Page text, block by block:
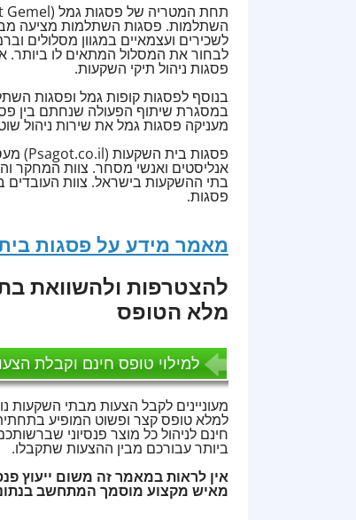
השתלמות. פסגות השתלמות מציעה
לשכירים ועצמאיים במגוון מסלולים
לבחור את המסלול המתאים לו
פסגות ניהול תיקי השקעות.
במסגרת שיתוף הפעולה שנחתם בין
מעניקה פסגות גמל את שירות ניהול
אנליסטים ואנשי מסחר. צוות המחקר
בתי ההשקעות בישראל. צוות העובדים
פסגות.
מאמר מידע על פסגות
להצטרפות ולהשוואת
מלא הטופס
למילוי טופס חינם וקבלת
מעוניינים לקבל הצעות מבתי השקעות
למלא טופס קצר ופשוט המופיע
חינם לניהול כל מוצר פנסיוני
ביותר עבורכם מבין ההצעות שתקבלו.
אין לראות במאמר זה משום ייעוץ
מאיש מקצוע מוסמך המתחשב